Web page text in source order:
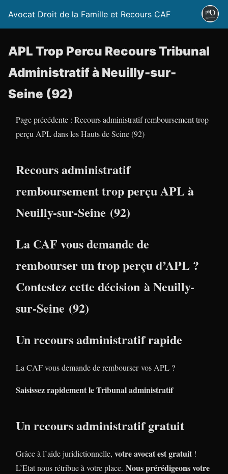
Avocat Droit de la Famille et Recours CAF
APL Trop Percu Recours Tribunal
Administratif à Neuilly-sur-
Seine (92)
Page précédente : Recours administratif remboursement trop
perçu APL dans les Hauts de Seine (92)
Recours administratif
remboursement trop perçu APL à
Neuilly-sur-Seine (92)
La CAF vous demande de
rembourser un trop perçu d’APL ?
Contestez cette décision à Neuilly-
sur-Seine (92)
Un recours administratif rapide
La CAF vous demande de rembourser vos APL ?
Saisissez rapidement le Tribunal administratif
Un recours administratif gratuit
Grâce à l’aide juridictionnelle, votre avocat est gratuit !
L’Etat nous rétribue à votre place. Nous prérédigeons votre